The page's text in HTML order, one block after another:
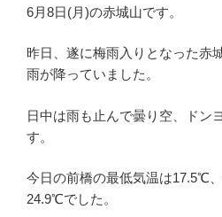
6月8日(月)の赤城山です。
昨日、遂に梅雨入りとなった赤
雨が降っていました。
日中は雨も止んで曇り空、ドン
す。
今日の前橋の最低気温は17.5℃
24.9℃でした。